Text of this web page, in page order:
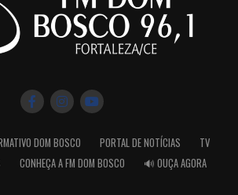
DOM BOSCO PORTAL DE NOTÍCIAS
TV
CONHEÇA A FM DOM BOSCO 🔊 OUÇA AGORA